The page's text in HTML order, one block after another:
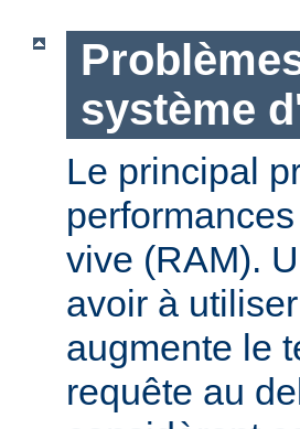
système
Le principal
vive (RAM).
avoir à
augmente le
requête au